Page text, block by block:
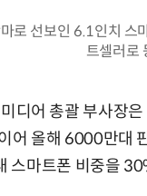
로 선보인 6.1인치
트셀러로
디어 총괄 부사장
어 올해 6000만대
스마트폰 비중을